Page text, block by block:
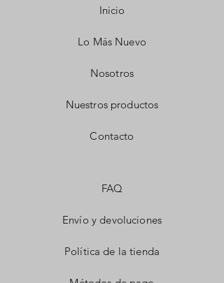
Inicio
Lo Más Nuevo
Nosotros
Nuestros productos
Contacto
FAQ
Envío y devoluciones
Política de la tienda